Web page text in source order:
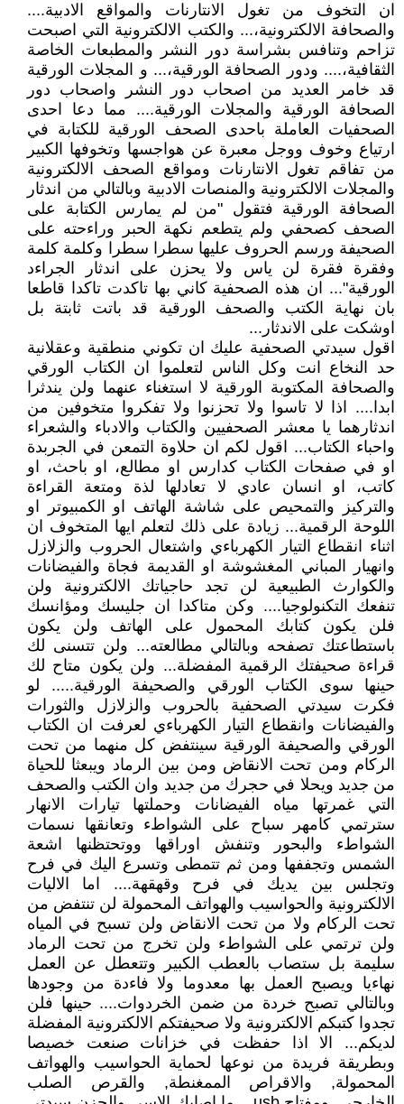
ان التخوف من تغول الانتارنات والمواقع الادبية....
والصحافة الالكترونية،... والكتب الالكترونية التي اصبحت
تزاحم وتنافس بشراسة دور النشر والمطبعات الخاصة
الثقافية،.... ودور الصحافة الورقية،... و المجلات الورقية
قد خامر العديد من اصحاب دور النشر واصحاب دور
الصحافة الورقية والمجلات الورقية.... مما دعا احدى
الصحفيات العاملة باحدى الصحف الورقية للكتابة في
ارتياع وخوف ووجل معبرة عن هواجسها وتخوفها الكبير
من تفاقم تغول الانتارنات ومواقع الصحف الالكترونية
والمجلات الالكترونية والمنصات الادبية وبالتالي من اندثار
الصحافة الورقية فتقول "من لم يمارس الكتابة على
الصحف كصحفي ولم يتطعم نكهة الحبر وراءحته على
الصحيفة ورسم الحروف عليها سطرا سطرا وكلمة كلمة
وفقرة فقرة لن ياس ولا يحزن على اندثار الجراءد
الورقية"... ان هذه الصحفية كاني بها تاكدت تاكدا قاطعا
بان نهاية الكتب والصحف الورقية قد باتت ثابتة بل
اوشكت على الاندثار...
اقول سيدتي الصحفية عليك ان تكوني منطقية وعقلانية
حد النخاع انت وكل الناس لتعلموا ان الكتاب الورقي
والصحافة المكتوبة الورقية لا استغناء عنهما ولن يندثرا
ابدا.... اذا لا تاسوا ولا تحزنوا ولا تفكروا متخوفين من
اندثارهما يا معشر الصحفيين والكتاب والادباء والشعراء
واحباء الكتاب... اقول لكم ان حلاوة التمعن في الجربدة
او في صفحات الكتاب كدارس او مطالع، او باحث، او
كاتب، او انسان عادي لا تعادلها لذة ومتعة القراءة
والتركيز والتمحيص على شاشة الهاتف او الكمبيوتر او
اللوحة الرقمية... زيادة على ذلك لتعلم ايها المتخوف ان
اثناء انقطاع التيار الكهرباءي واشتعال الحروب والزلازل
وانهيار المباني المغشوشة او القديمة فجاة والفيضانات
والكوارث الطبيعية لن تجد حاجياتك الالكترونية ولن
تنفعك التكنولوجيا.... وكن متاكدا ان جليسك ومؤانسك
فلن يكون كتابك المحمول على الهاتف ولن يكون
باستطاعتك تصفحه وبالتالي مطالعته... ولن تتسنى لك
قراءة صحيفتك الرقمية المفضلة... ولن يكون متاح لك
حينها سوى الكتاب الورقي والصحيفة الورقية..... لو
فكرت سيدتي الصحفية بالحروب والزلازل والثورات
والفيضانات وانقطاع التيار الكهرباءي لعرفت ان الكتاب
الورقي والصحيفة الورقية سينتفض كل منهما من تحت
الركام ومن تحت الانقاض ومن بين الرماد ويبعثا للحياة
من جديد ويحلا في حجرك من جديد وان الكتب والصحف
التي غمرتها مياه الفيضانات وحملتها تيارات الانهار
سترتمي كامهر سباح على الشواطء وتعانقها نسمات
الشواطء والبحور وتنفش اوراقها ووتحتظنها اشعة
الشمس وتجففها ومن ثم تتمطى وتسرع اليك في فرح
وتجلس بين يديك في فرح وقهقهة.... اما الاليات
الالكترونية والحواسيب والهواتف المحمولة لن تنتفض من
تحت الركام ولا من تحت الانقاض ولن تسبح في المياه
ولن ترتمي على الشواطء ولن تخرج من تحت الرماد
سليمة بل ستصاب بالعطب الكبير وتتعطل عن العمل
نهاءيا ويصبح العمل بها معدوما ولا فاءدة من وجودها
وبالتالي تصبح خردة من ضمن الخردوات.... حينها فلن
تجدوا كتبكم الالكترونية ولا صحيفتكم الالكترونية المفضلة
لديكم... الا اذا حفظت في خزانات صنعت خصيصا
وبطريقة فريدة من نوعها لحماية الحواسيب والهواتف
المحمولة, والاقراص الممغنطة, والقرص الصلب